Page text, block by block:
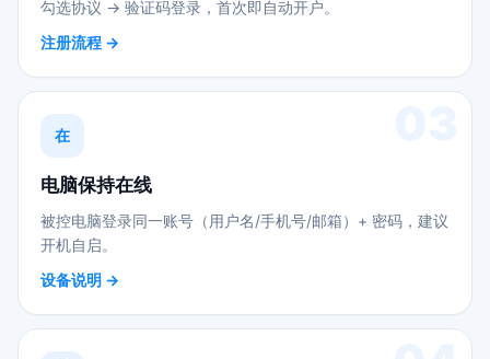
勾选协议 → 验证码登录，首次即自动开户。
注册流程 →
在
电脑保持在线
被控电脑登录同一账号（用户名/手机号/邮箱）+ 密码，建议
开机自启。
设备说明 →